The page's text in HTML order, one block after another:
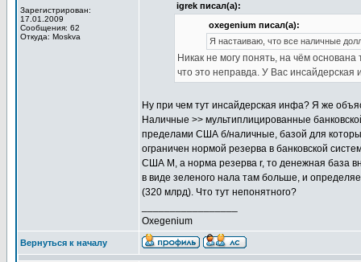
Зарегистрирован:
17.01.2009
Сообщения: 62
Откуда: Moskva
igrek писал(а):
oxegenium писал(а):
Я настаиваю, что все наличные
Никак не могу понять, на чём
что это неправда. У Вас
Ну при чем тут инсайдерская инфа? Я же
Наличные >> мультиплицированные
пределами США б/наличные, базой для
ограничен нормой резерва в банковской
США М, а норма резерва r, то денежная база
в виде зеленого нала там больше, и
(320 млрд). Что тут непонятного?
Oxegenium
Вернуться к началу